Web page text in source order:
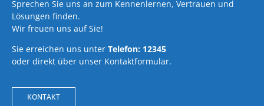
Sprechen Sie uns an zum Kennenlernen, Vertrauen und
Lösungen finden.
Wir freuen uns auf Sie!
Sie erreichen uns unter Telefon: 12345
oder direkt über unser Kontaktformular.
KONTAKT